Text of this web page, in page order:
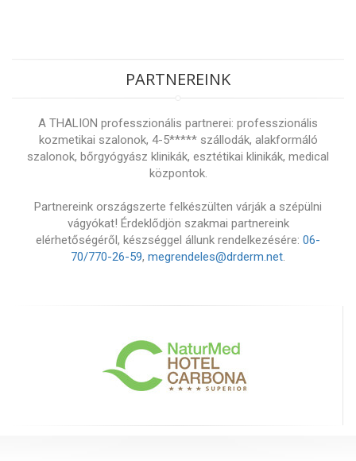
PARTNEREINK
A THALION professzionális partnerei: professzionális
kozmetikai szalonok, 4-5***** szállodák, alakformáló
szalonok, bőrgyógyász klinikák, esztétikai klinikák, medical
központok.
Partnereink országszerte felkészülten várják a szépülni
vágyókat! Érdeklődjön szakmai partnereink
elérhetőségéről, készséggel állunk rendelkezésére: 06-
70/770-26-59, megrendeles@drderm.net.